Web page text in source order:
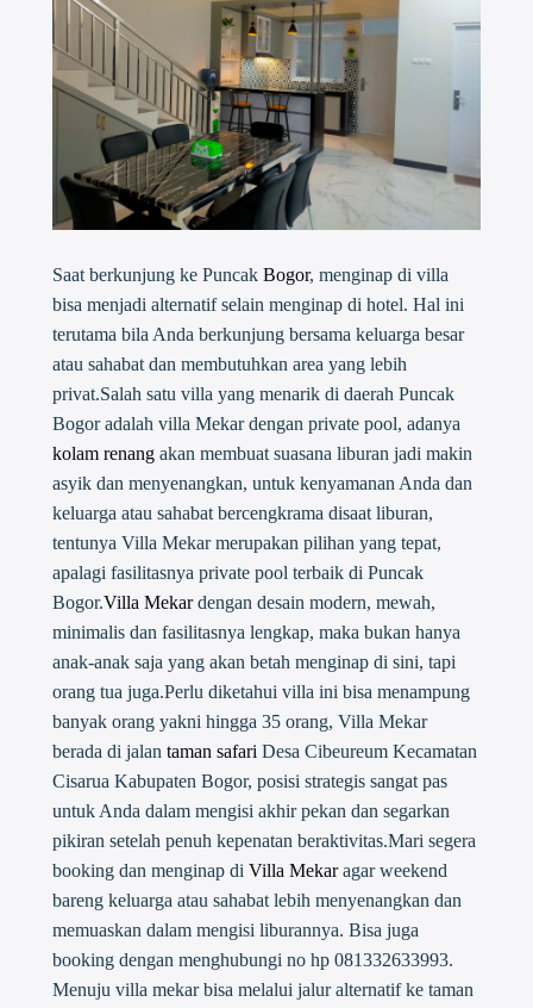
Saat berkunjung ke Puncak Bogor, menginap di villa
bisa menjadi alternatif selain menginap di hotel. Hal ini
terutama bila Anda berkunjung bersama keluarga besar
atau sahabat dan membutuhkan area yang lebih
privat.Salah satu villa yang menarik di daerah Puncak
Bogor adalah villa Mekar dengan private pool, adanya
kolam renangakan membuat suasana liburan jadi makin
asyik dan menyenangkan, untuk kenyamanan Anda dan
keluarga atau sahabat bercengkrama disaat liburan,
tentunya Villa Mekar merupakan pilihan yang tepat,
apalagi fasilitasnya private pool terbaik di Puncak
Bogor.Villa Mekardengan desain modern, mewah,
minimalis dan fasilitasnya lengkap, maka bukan hanya
anak-anak saja yang akan betah menginap di sini, tapi
orang tua juga.Perlu diketahui villa ini bisa menampung
banyak orang yakni hingga 35 orang, Villa Mekar
berada di jalan taman safari Desa Cibeureum Kecamatan
Cisarua Kabupaten Bogor, posisi strategis sangat pas
untuk Anda dalam mengisi akhir pekan dan segarkan
pikiran setelah penuh kepenatan beraktivitas.Mari segera
booking dan menginap di Villa Mekaragar weekend
bareng keluarga atau sahabat lebih menyenangkan dan
memuaskan dalam mengisi liburannya. Bisa juga
booking dengan menghubungi no hp 081332633993.
Menuju villa mekar bisa melalui jalur alternatif ke taman